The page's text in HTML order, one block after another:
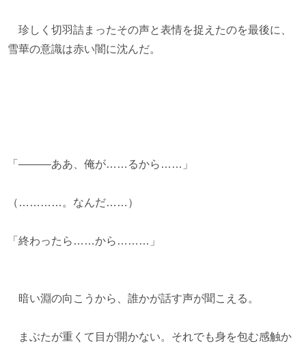
珍しく切羽詰まったその声と表情を捉えたのを最後に、
雪華の意識は赤い闇に沈んだ。
「―――ああ、俺が……るから……」
（…………。なんだ……）
「終わったら……から………」
暗い淵の向こうから、誰かが話す声が聞こえる。
まぶたが重くて目が開かない。それでも身を包む感触か